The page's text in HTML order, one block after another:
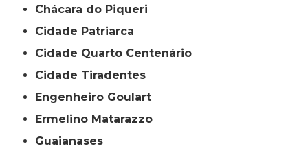
Chácara do Piqueri
Cidade Patriarca
Cidade Quarto Centenário
Cidade Tiradentes
Engenheiro Goulart
Ermelino Matarazzo
Guaianases